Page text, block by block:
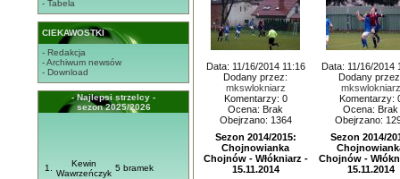
- Tabela
CIEKAWOSTKI
- Redakcja
- Archiwum newsów
- Download
- Najlepsi strzelcy -
sezon 2025/2026
1.
Kewin
Wawrzeńczyk
5 bramek
Data: 11/16/2014 11:16
Dodany przez:
mkswlokniarz
Komentarzy: 0
Ocena: Brak
Obejrzano: 1364
Data: 11/16/2014
Dodany
mkswlokniarz
Komentarzy:
Ocena: Brak
Obejrzano:
Sezon 2014/2015:
Chojnowianka
Chojnów - Włókniarz -
15.11.2014
Sezon 2014/
Chojnów -
15.11.2014